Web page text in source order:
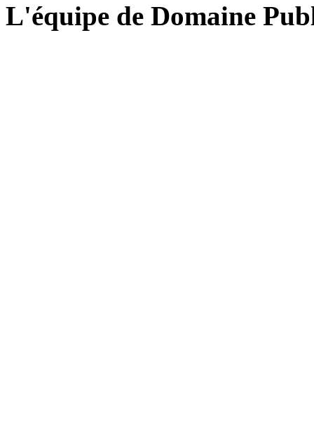
L'équipe de Domaine